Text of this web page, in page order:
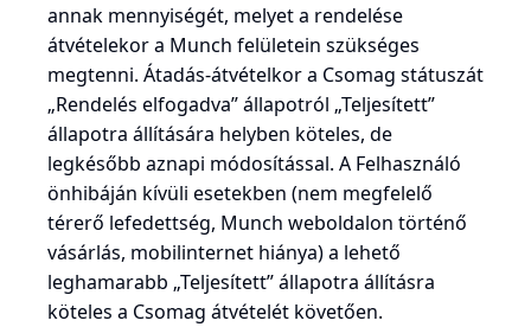
annak mennyiségét, melyet a rendelése
átvételekor a Munch felületein szükséges
megtenni. Átadás-átvételkor a Csomag státuszát
„Rendelés elfogadva” állapotról „Teljesített”
állapotra állítására helyben köteles, de
legkésőbb aznapi módosítással. A Felhasználó
önhibáján kívüli esetekben (nem megfelelő
térerő lefedettség, Munch weboldalon történő
vásárlás, mobilinternet hiánya) a lehető
leghamarabb „Teljesített” állapotra állításra
köteles a Csomag átvételét követően.